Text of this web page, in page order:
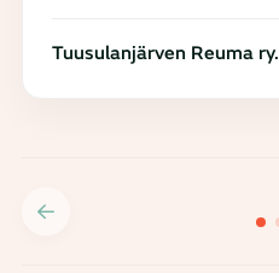
Tuusulanjärven Reuma ry.